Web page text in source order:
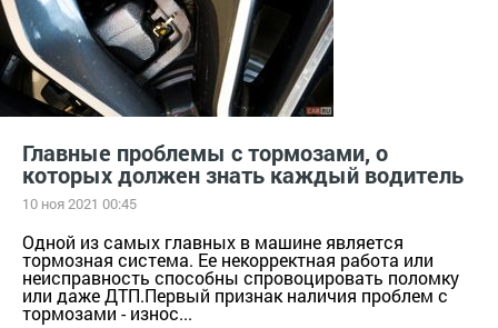
Главные проблемы с тормозами, о
которых должен знать каждый водитель
10 ноя 2021 00:45
Одной из самых главных в машине является
тормозная система. Ее некорректная работа или
неисправность способны спровоцировать поломку
или даже ДТП.Первый признак наличия проблем с
тормозами - износ...